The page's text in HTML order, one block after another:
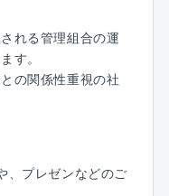
付け部隊を設けて
応をすることは不
いるケースが大半
れる管理組合の運
す。
の関係性重視の社
！】
ゾーンは10棟～12
割程度です。
とを目標に取り組
、プレゼンなどのご